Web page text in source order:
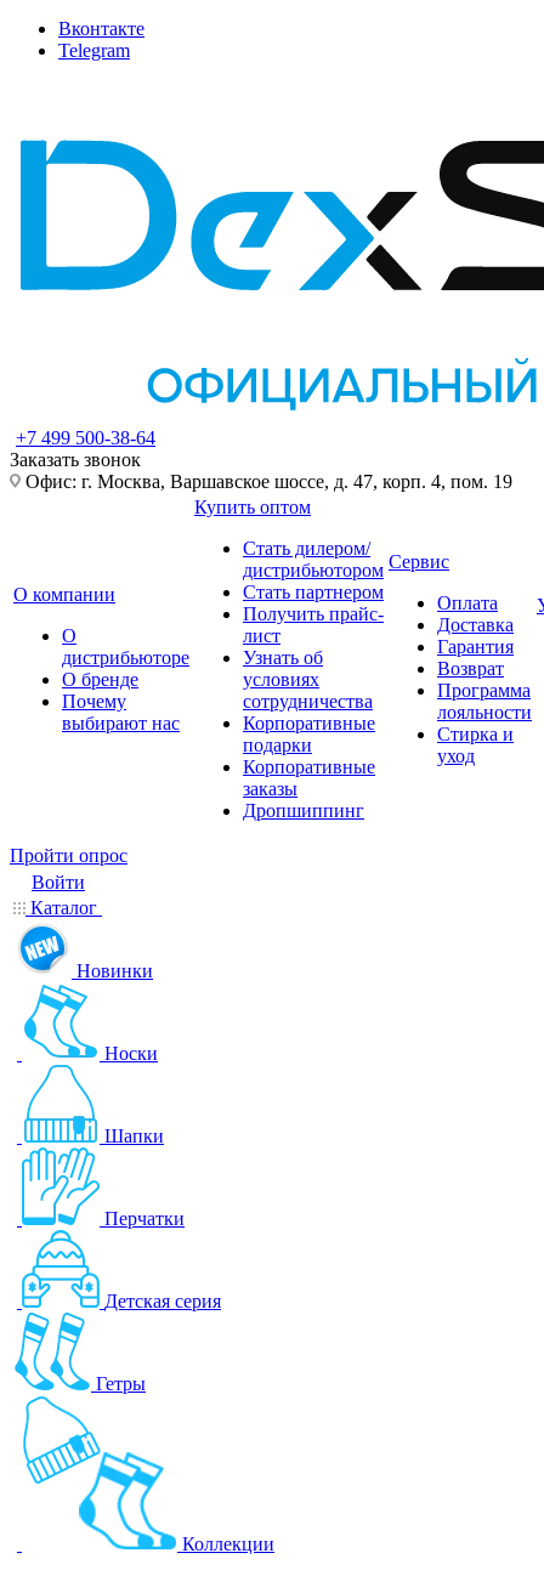
Вконтакте
Telegram
+7 499 500-38-64
Заказать звонок
Офис: г. Москва, Варшавское шоссе, д. 47, корп. 4, пом. 19
О компании
О
дистрибьюторе
О бренде
Почему
выбирают нас
Купить оптом
Стать дилером/
дистрибьютором
Стать партнером
Получить прайс-
лист
Узнать об
условиях
сотрудничества
Корпоративные
подарки
Корпоративные
заказы
Дропшиппинг
Сервис
Оплата
Доставка
Гарантия
Возврат
Программа
лояльности
Стирка и
уход
Пройти опрос
Войти
Каталог
Новинки
Носки
Шапки
Перчатки
Детская серия
Гетры
Коллекции